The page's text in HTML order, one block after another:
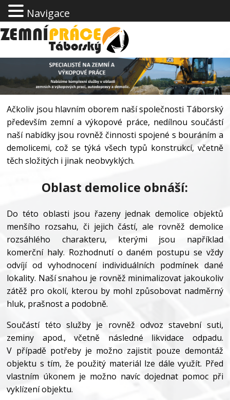
Ačkoliv jsou hlavním oborem naší společnosti Táborský
především zemní a výkopové práce, nedílnou součástí
naší nabídky jsou rovněž činnosti spojené s bouráním a
demolicemi, což se týká všech typů konstrukcí, včetně
těch složitých i jinak neobvyklých.
Oblast demolice obnáší:
Do této oblasti jsou řazeny jednak demolice objektů
menšího rozsahu, či jejich částí, ale rovněž demolice
rozsáhlého charakteru, kterými jsou například
komerční haly. Rozhodnutí o daném postupu se vždy
odvíjí od vyhodnocení individuálních podmínek dané
lokality. Naší snahou je rovněž minimalizovat jakoukoliv
zátěž pro okolí, kterou by mohl způsobovat nadměrný
hluk, prašnost a podobně.
Součástí této služby je rovněž odvoz stavební suti,
zeminy apod., včetně následné likvidace odpadu.
V případě potřeby je možno zajistit pouze demontáž
objektu s tím, že použitý materiál lze dále využít. Před
vlastním úkonem je možno navíc dojednat pomoc při
vyklízení objektu.
Navigace